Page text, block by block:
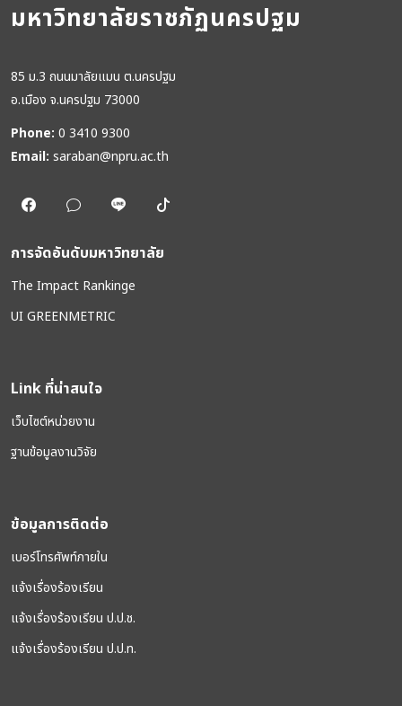
มหาวิทยาลัยราชภัฏนครปฐม
85 ม.3 ถนนมาลัยแมน ต.นครปฐม
อ.เมือง จ.นครปฐม 73000
Phone: 0 3410 9300
Email: saraban@npru.ac.th
การจัดอันดับมหาวิทยาลัย
The Impact Rankinge
UI GREENMETRIC
Link ที่น่าสนใจ
เว็บไซต์หน่วยงาน
ฐานข้อมูลงานวิจัย
ข้อมูลการติดต่อ
เบอร์โทรศัพท์ภายใน
แจ้งเรื่องร้องเรียน
แจ้งเรื่องร้องเรียน ป.ป.ช.
แจ้งเรื่องร้องเรียน ป.ป.ท.